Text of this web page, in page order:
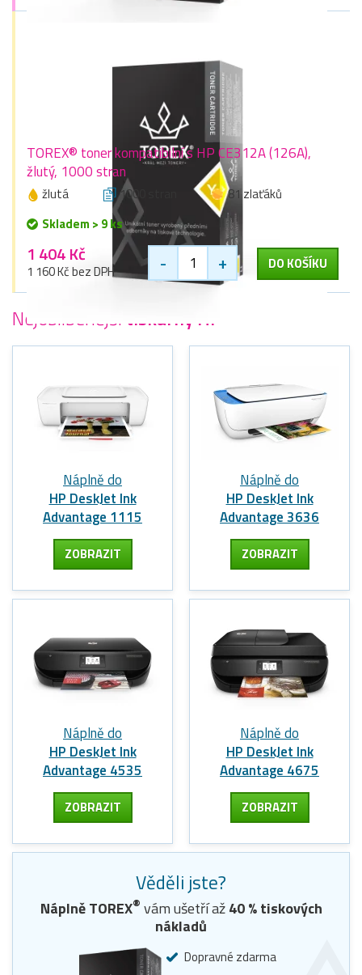
TOREX® toner kompatibilní s HP CE312A (126A),
žlutý, 1000 stran
žlutá 1000 stran
81 zlaťáků
Skladem > 9 ks
1 404 Kč
1 160 Kč bez DPH - + DO KOŠÍKU
Nejoblíbenější tiskárny HP
Náplně do
HP DeskJet Ink
Advantage 1115
ZOBRAZIT
Náplně do
HP DeskJet Ink
Advantage 3636
ZOBRAZIT
Náplně do
HP DeskJet Ink
Advantage 4535
ZOBRAZIT
Náplně do
HP DeskJet Ink
Advantage 4675
ZOBRAZIT
Věděli jste?
Náplně TOREX® vám ušetří až40% tiskových
nákladů
Dopravné zdarma